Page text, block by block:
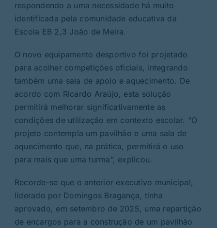
respondendo a uma necessidade há muito
identificada pela comunidade educativa da
Escola EB 2,3 João de Meira.
O novo equipamento desportivo foi projetado
para acolher competições oficiais, integrando
também uma sala de apoio e aquecimento. De
acordo com Ricardo Araújo, esta solução
permitirá melhorar significativamente as
condições de utilização em contexto escolar. “O
projeto contempla um pavilhão e uma sala de
aquecimento que, na prática, permitirá o uso
para mais que uma turma”, explicou.
Recorde-se que o anterior executivo municipal,
liderado por Domingos Bragança, tinha
aprovado, em setembro de 2025, uma repartição
de encargos para a construção de um pavilhão